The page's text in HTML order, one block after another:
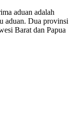
aduan adalah
aduan. Dua provinsi
Barat dan Papua